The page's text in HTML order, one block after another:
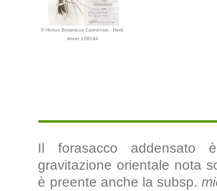
© Hortus Botanicus Catinensis - Herb.
sheet 108194
Il forasacco addensato
gravitazione orientale nota
è preente anche la subsp.